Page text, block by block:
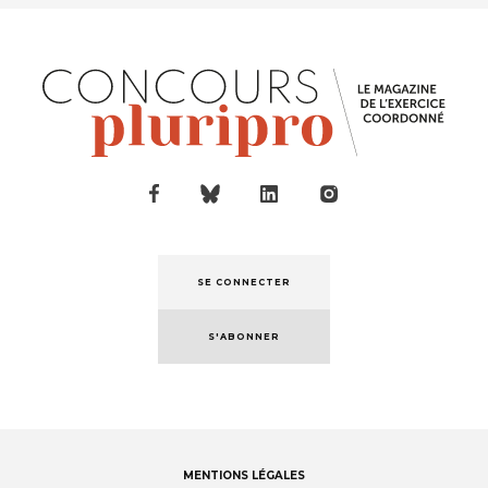
SE CONNECTER
S'ABONNER
MENTIONS LÉGALES